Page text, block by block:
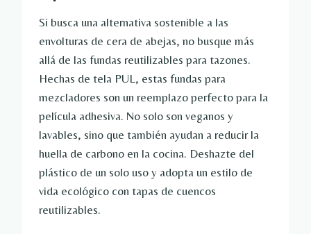
Si busca una alternativa sostenible a las
envolturas de cera de abejas, no busque más
allá de las fundas reutilizables para tazones.
Hechas de tela PUL, estas fundas para
mezcladores son un reemplazo perfecto para la
película adhesiva. No solo son veganos y
lavables, sino que también ayudan a reducir la
huella de carbono en la cocina. Deshazte del
plástico de un solo uso y adopta un estilo de
vida ecológico con tapas de cuencos
reutilizables.